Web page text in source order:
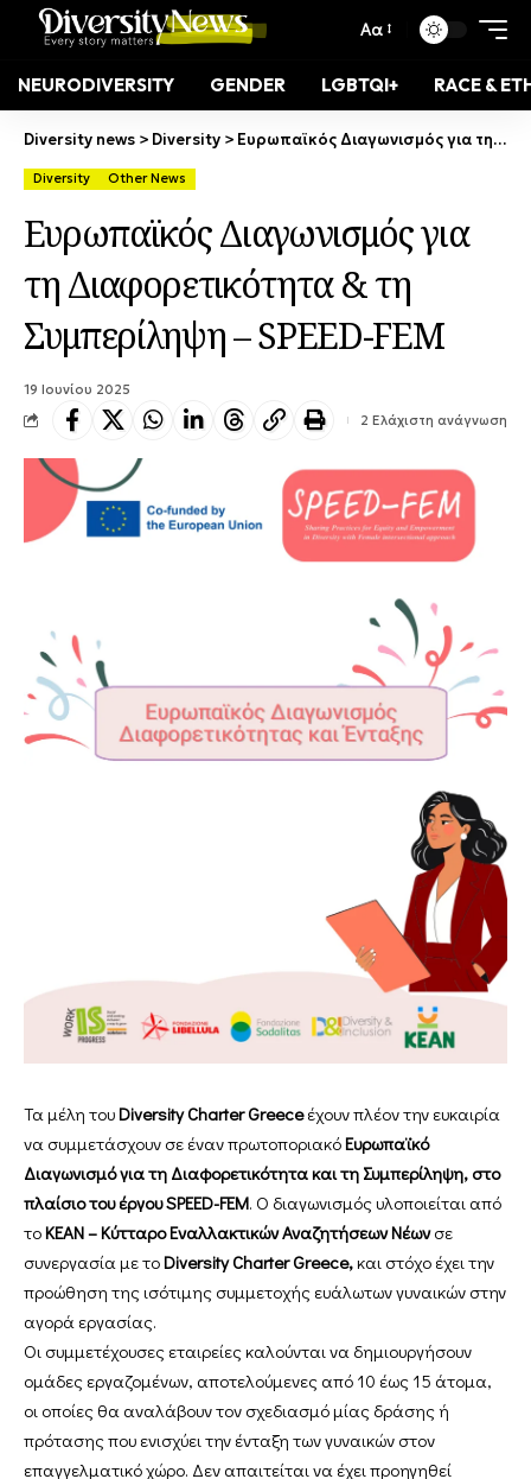
Αα
NEURODIVERSITY GENDER LGBTQI+ RACE &
Diversity news > Diversity > Ευρωπαϊκός Διαγωνισμός για τη Διαφορετικότητα & τη Συμπερίληψη – SPEED-FEM
Diversity Other News
Ευρωπαϊκός Διαγωνισμός για
τη Διαφορετικότητα & τη
Συμπερίληψη – SPEED-FEM
19 Ιουνίου 2025
2 Ελάχιστη ανάγνωση
Τα μέλη τουDiversity Charter Greeceέχουν πλέον την ευκαιρία
να συμμετάσχουν σε έναν πρωτοποριακόΕυρωπαϊκό
Διαγωνισμό για τη Διαφορετικότητα και τη Συμπερίληψη, στο
πλαίσιο του έργου SPEED-FEM. Ο διαγωνισμός υλοποιείται από
τοΚΕΑΝ – Κύτταρο Εναλλακτικών Αναζητήσεων Νέωνσε
συνεργασία με τοDiversity Charter Greece,και στόχο έχει την
προώθηση της ισότιμης συμμετοχής ευάλωτων γυναικών στην
αγορά εργασίας.
Οι συμμετέχουσες εταιρείες καλούνται να δημιουργήσουν
ομάδες εργαζομένων, αποτελούμενες από 10 έως 15 άτομα,
οι οποίες θα αναλάβουν τον σχεδιασμό μίας δράσης ή
πρότασης που ενισχύει την ένταξη των γυναικών στον
επαγγελματικό χώρο. Δεν απαιτείται να έχει προηγηθεί